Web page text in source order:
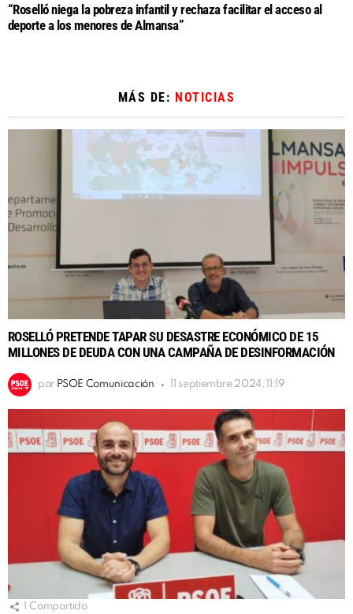
“Roselló niega la pobreza infantil y rechaza facilitar el acceso al
deporte a los menores de Almansa”
MÁS DE: NOTICIAS
ROSELLÓ PRETENDE TAPAR SU DESASTRE ECONÓMICO DE 15
MILLONES DE DEUDA CON UNA CAMPAÑA DE DESINFORMACIÓN
por PSOE Comunicación 11 septiembre 2024, 11:19
Compartido